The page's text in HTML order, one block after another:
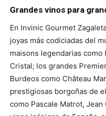
Grandes vinos para
En Invinic Gourmet
joyas más codiciadas del
maisons legendarias
Cristal; los grandes
Burdeos como Château
prestigiosas borgoñas de
como Pascale Matrot,